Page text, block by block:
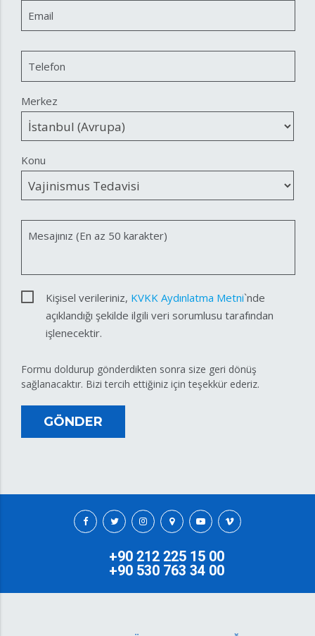
Email
Telefon
Merkez
Konu
Mesajınız (En az 50 karakter)
Kişisel verileriniz, KVKK Aydınlatma Metni`nde
açıklandığı şekilde ilgili veri sorumlusu tarafından
işlenecektir.
Formu doldurup gönderdikten sonra size geri dönüş
sağlanacaktır. Bizi tercih ettiğiniz için teşekkür ederiz.
GÖNDER
+90 212 225 15 00
+90 530 763 34 00